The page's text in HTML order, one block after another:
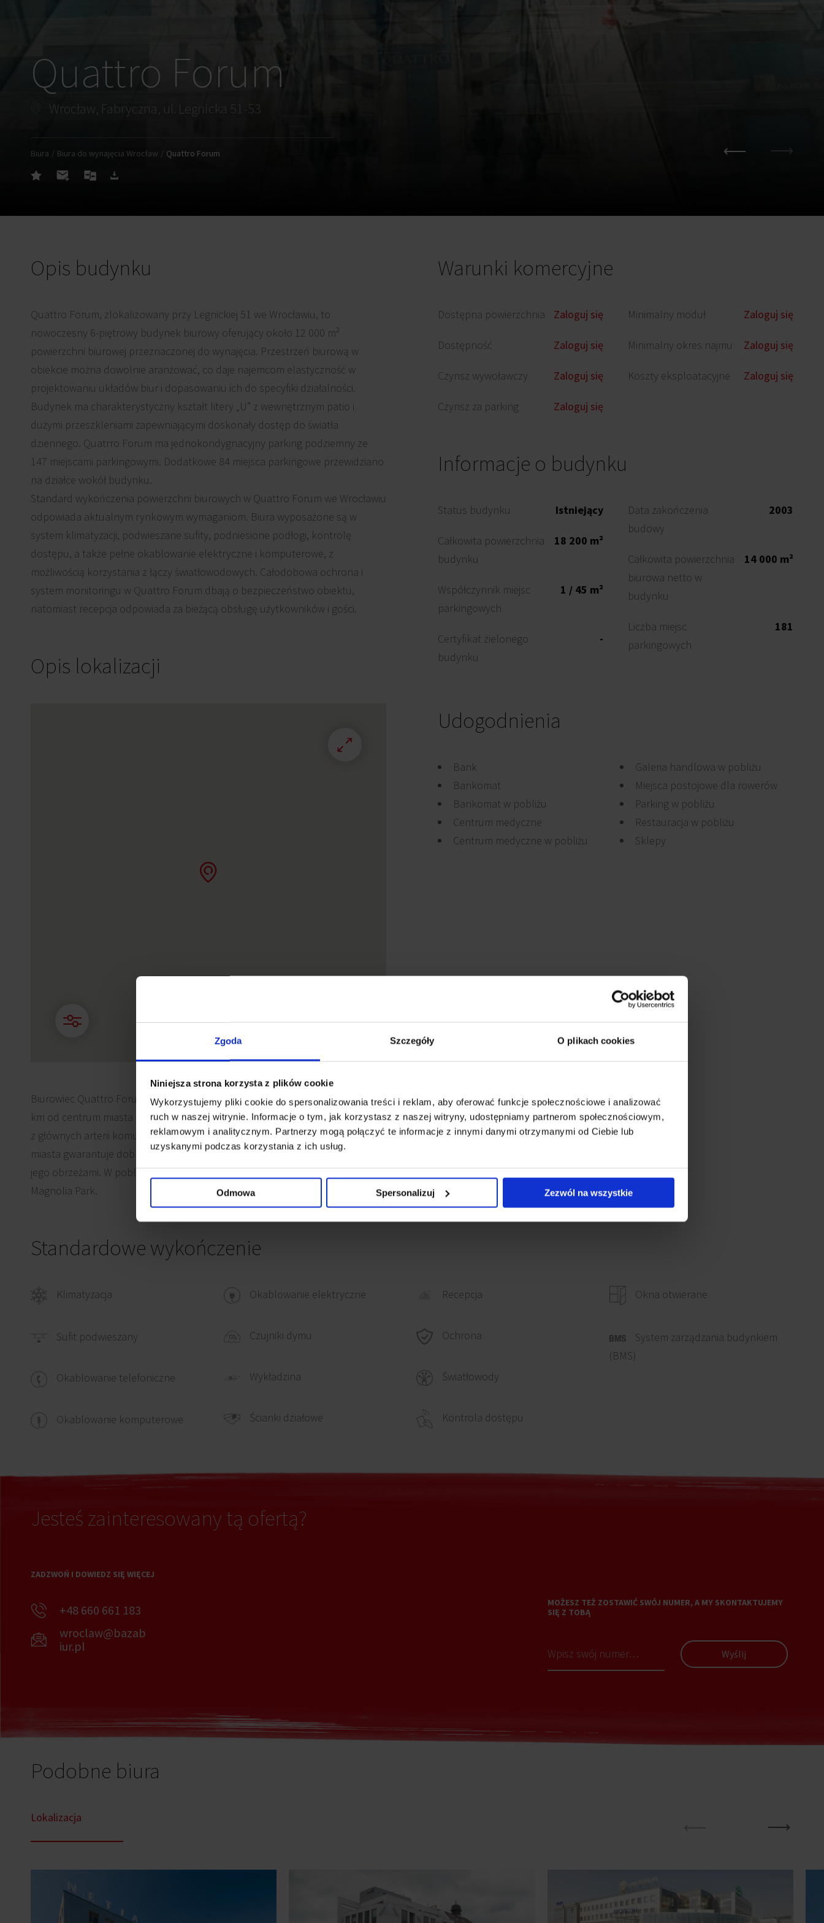
Zgoda Szczegóły O plikach cookies
Niniejsza strona korzysta z plików cookie
Wykorzystujemy pliki cookie do spersonalizowania treści i reklam, aby oferować funkcje społecznościowe i analizować
ruch w naszej witrynie. Informacje o tym, jak korzystasz z naszej witryny, udostępniamy partnerom społecznościowym,
reklamowym i analitycznym. Partnerzy mogą połączyć te informacje z innymi danymi otrzymanymi od Ciebie lub
uzyskanymi podczas korzystania z ich usług.
Odmowa Spersonalizuj Zezwól na wszystkie
Quattro Forum
Wrocław, Fabryczna, ul. Legnicka 51-53
Biura Biura do wynajęcia Wrocław Quattro Forum
Opis budynku
Quattro Forum, zlokalizowany przy Legnickiej 51 we Wrocławiu, to
nowoczesny 6-piętrowy budynek biurowy oferujący około 12 000 m²
powierzchni biurowej przeznaczonej do wynajęcia. Przestrzeń biurową w
obiekcie można dowolnie aranżować, co daje najemcom elastyczność w
projektowaniu układów biur i dopasowaniu ich do specyfiki działalności.
Budynek ma charakterystyczny kształt litery „U” z wewnętrznym patio i
dużymi przeszkleniami zapewniającymi doskonały dostęp do światła
dziennego. Quatrro Forum ma jednokondygnacyjny parking podziemny ze
147 miejscami parkingowymi. Dodatkowe 84 miejsca parkingowe przewidziano
na działce wokół budynku.
Standard wykończenia powierzchni biurowych w Quattro Forum we Wrocławiu
odpowiada aktualnym rynkowym wymaganiom. Biura wyposażone są w
system klimatyzacji, podwieszane sufity, podniesione podłogi, kontrolę
dostępu, a także pełne okablowanie elektryczne i komputerowe, z
możliwością korzystania z łączy światłowodowych. Całodobowa ochrona i
system monitoringu w Quattro Forum dbają o bezpieczeństwo obiektu,
natomiast recepcja odpowiada za bieżącą obsługę użytkowników i gości.
Opis lokalizacji
Biurowiec Quattro Forum zlokalizowany jest przy ul. Legnickiej 51-53, około 3
km od centrum miasta na drodze wylotowej w kierunku Legnicy. Jest to jedna
z głównych arterii komunikacyjnych Wrocławia. Dostęp do głównych tras
miasta gwarantuje dobrą komunikację z pozostałymi częściami miasta oraz
jego obrzeżami. W pobliżu Quattro Forum położony jest park handlowy
Magnolia Park.
Warunki komercyjne
Dostępna powierzchnia Zaloguj się
Dostępność Zaloguj się
Czynsz wywoławczy Zaloguj się
Czynsz za parking Zaloguj się
Minimalny moduł Zaloguj się
Minimalny okres najmu Zaloguj się
Koszty eksploatacyjne Zaloguj się
Informacje o budynku
Status budynku Istniejący
Całkowita powierzchnia
budynku
18 200 m²
Współczynnik miejsc
parkingowych
1 / 45 m²
Certyfikat zielonego
budynku
-
Data zakończenia
budowy
2003
Całkowita powierzchnia
biurowa netto w
budynku
14 000 m²
Liczba miejsc
parkingowych
181
Udogodnienia
Bank
Bankomat
Bankomat w pobliżu
Centrum medyczne
Centrum medyczne w pobliżu
Galeria handlowa w pobliżu
Miejsca postojowe dla rowerów
Parking w pobliżu
Restauracja w pobliżu
Sklepy
Standardowe wykończenie
Klimatyzacja
Sufit podwieszany
Okablowanie telefoniczne
Okablowanie komputerowe
Okablowanie elektryczne
Czujniki dymu
Wykładzina
Ścianki działowe
Recepcja
Ochrona
Światłowody
Kontrola dostępu
Okna otwierane
System zarządzania budynkiem
(BMS)
Jesteś zainteresowany tą ofertą?
ZADZWOŃ I DOWIEDZ SIĘ WIĘCEJ
+48 660 661 183
wroclaw@bazab
iur.pl
MOŻESZ TEŻ ZOSTAWIĆ SWÓJ NUMER, A MY SKONTAKTUJEMY
SIĘ Z TOBĄ
Wyślij
Podobne biura
Lokalizacja